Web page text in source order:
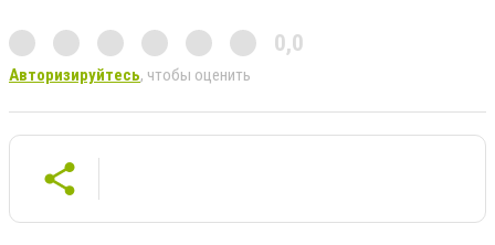
0,0
Авторизируйтесь, чтобы оценить